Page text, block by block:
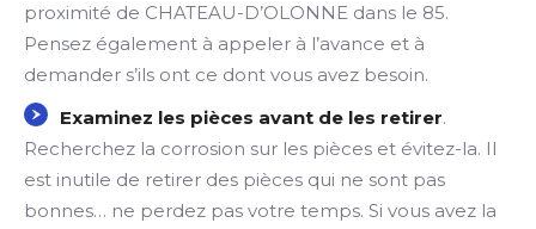
proximité de CHATEAU-D’OLONNE dans le 85.
Pensez également à appeler à l’avance et à
demander s’ils ont ce dont vous avez besoin.
Examinez les pièces avant de les retirer.
Recherchez la corrosion sur les pièces et évitez-la. Il
est inutile de retirer des pièces qui ne sont pas
bonnes… ne perdez pas votre temps. Si vous avez la